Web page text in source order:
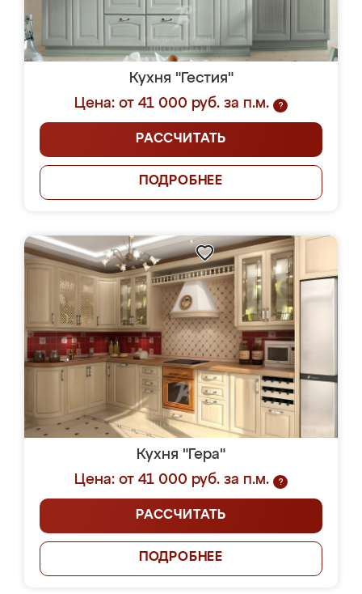
Кухня "Гестия"
Цена: от 41 000 руб. за п.м.
?
РАССЧИТАТЬ
ПОДРОБНЕЕ
Кухня "Гера"
Цена: от 41 000 руб. за п.м.
?
РАССЧИТАТЬ
ПОДРОБНЕЕ